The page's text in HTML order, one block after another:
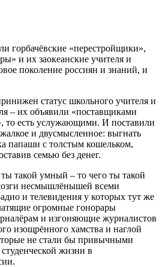
горбачёвские «перестройщики»,
и их заокеанские учителя и
поколение россиян и знаний, и
статус школьного учителя и
– их объявили «поставщиками
то есть услужающими. И поставили
и двусмысленное: выгнать
папаши с толстым кошельком,
семью без денег.
такой умный – то чего ты такой
несмышлёнышей всеми
и телевидения у которых тут же
огромные гонорары
и изгоняющие журналистов
изощрённого хамства и наглой
не стали бы привычными
жизни в